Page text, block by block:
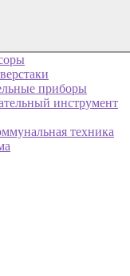
приборы
инструмент
техника